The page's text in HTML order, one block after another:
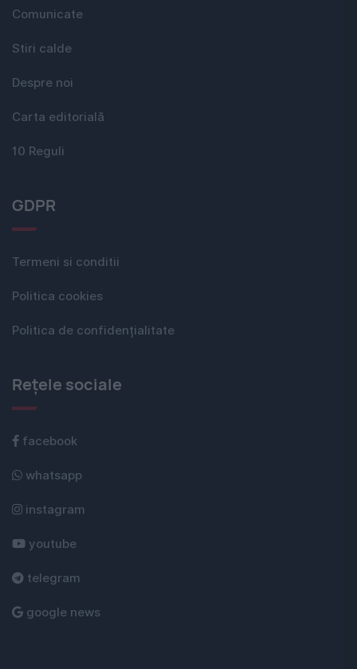
Comunicate
Stiri calde
Despre noi
Carta editorială
10 Reguli
GDPR
Termeni si conditii
Politica cookies
Politica de confidențialitate
Rețele sociale
facebook
whatsapp
instagram
youtube
telegram
google news